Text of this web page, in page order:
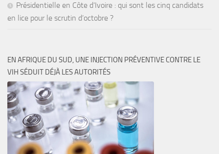
Présidentielle en Côte d’Ivoire : qui sont les cinq candidats
en lice pour le scrutin d’octobre ?
EN AFRIQUE DU SUD, UNE INJECTION PRÉVENTIVE CONTRE LE
VIH SÉDUIT DÉJÀ LES AUTORITÉS